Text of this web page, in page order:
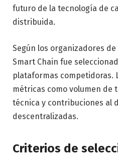
futuro de la tecnología de
distribuida.
Según los organizadores
Smart Chain fue
plataformas competidoras.
métricas como volumen de
técnica y contribuciones al
descentralizadas.
Criterios de